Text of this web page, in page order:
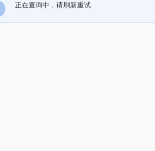
正在查询中，请刷新重试